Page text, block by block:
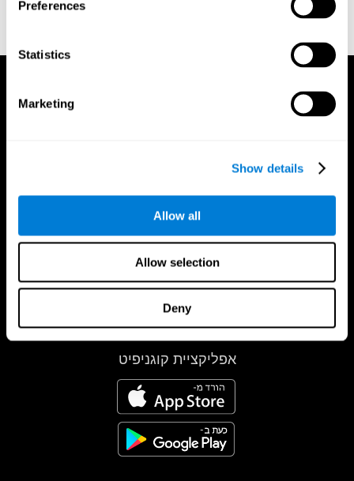
Preferences
Statistics
Marketing
Show details
Allow all
Allow selection
Deny
Korkman, M., Kirk, U., & Kemp, S (1998b). Manual for the
אפליקציית קוגניפיט